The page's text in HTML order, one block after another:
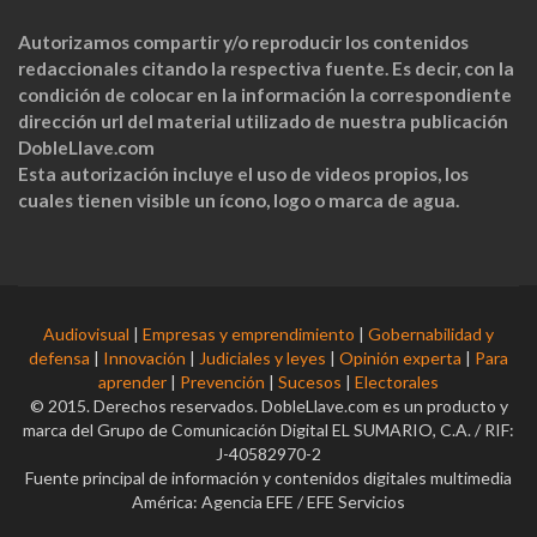
Autorizamos compartir y/o reproducir los contenidos
redaccionales citando la respectiva fuente. Es decir, con la
condición de colocar en la información la correspondiente
dirección url del material utilizado de nuestra publicación
DobleLlave.com
Esta autorización incluye el uso de videos propios, los
cuales tienen visible un ícono, logo o marca de agua.
Audiovisual | Empresas y emprendimiento | Gobernabilidad y
defensa | Innovación | Judiciales y leyes | Opinión experta | Para
aprender | Prevención | Sucesos | Electorales
© 2015. Derechos reservados. DobleLlave.com es un producto y
marca del Grupo de Comunicación Digital EL SUMARIO, C.A. / RIF:
J-40582970-2
Fuente principal de información y contenidos digitales multimedia
América: Agencia EFE / EFE Servicios